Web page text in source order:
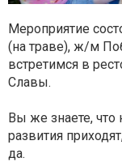
Мероприятие
(на траве), ж/м
встретимся в
Славы.
Вы же знаете, что
развития
да.